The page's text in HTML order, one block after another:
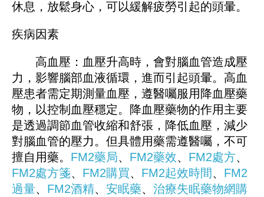
休息，放鬆身心，可以緩解疲勞引起的頭暈。
疾病因素
高血壓：血壓升高時，會對腦血管造成壓
力，影響腦部血液循環，進而引起頭暈。高血
壓患者需定期測量血壓，遵醫囑服用降血壓藥
物，以控制血壓穩定。降血壓藥物的作用主要
是透過調節血管收縮和舒張，降低血壓，減少
對腦血管的壓力。但具體用藥需遵醫囑，不可
擅自用藥。 FM2藥局、 FM2藥效、 FM2處方、
FM2處方箋、 FM2購買、 FM2起效時間、 FM2
過量、 FM2酒精、 安眠藥、 治療失眠藥物網購